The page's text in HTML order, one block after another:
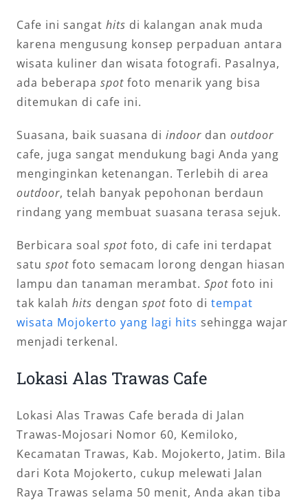
Cafe ini sangat hits di kalangan anak muda
karena mengusung konsep perpaduan antara
wisata kuliner dan wisata fotografi. Pasalnya,
ada beberapa spot foto menarik yang bisa
ditemukan di cafe ini.
Suasana, baik suasana di indoor dan outdoor
cafe, juga sangat mendukung bagi Anda yang
menginginkan ketenangan. Terlebih di area
outdoor, telah banyak pepohonan berdaun
rindang yang membuat suasana terasa sejuk.
Berbicara soal spot foto, di cafe ini terdapat
satu spot foto semacam lorong dengan hiasan
lampu dan tanaman merambat. Spot foto ini
tak kalah hits dengan spot foto di tempat
wisata Mojokerto yang lagi hits sehingga wajar
menjadi terkenal.
Lokasi Alas Trawas Cafe
Lokasi Alas Trawas Cafe berada di Jalan
Trawas-Mojosari Nomor 60, Kemiloko,
Kecamatan Trawas, Kab. Mojokerto, Jatim. Bila
dari Kota Mojokerto, cukup melewati Jalan
Raya Trawas selama 50 menit, Anda akan tiba